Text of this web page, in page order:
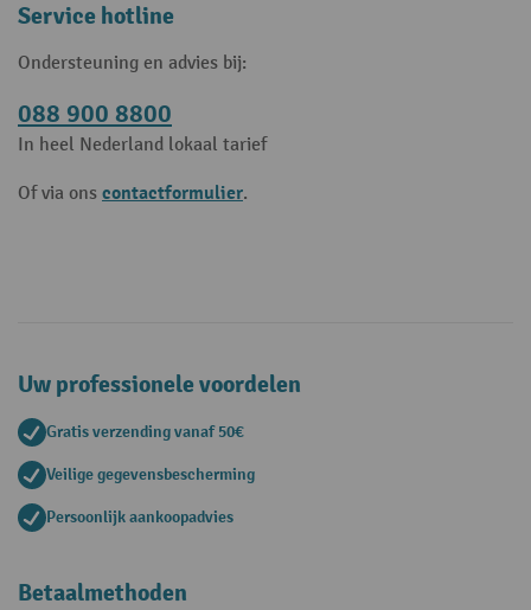
Service hotline
Ondersteuning en advies bij:
088 900 8800
In heel Nederland lokaal tarief
Of via ons contactformulier.
Uw professionele voordelen
Gratis verzending vanaf 50€
Veilige gegevensbescherming
Persoonlijk aankoopadvies
Betaalmethoden